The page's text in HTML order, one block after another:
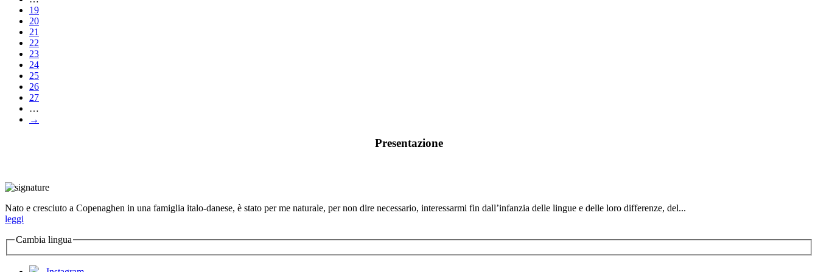
19
20
21
22
23
24
25
26
27
…
→
Presentazione
Nato e cresciuto a Copenaghen in una famiglia italo-danese, è stato per me naturale, per non dire necessario, interessarmi fin dall’infanzia delle lingue e delle loro differenze, del...
leggi
Cambia lingua